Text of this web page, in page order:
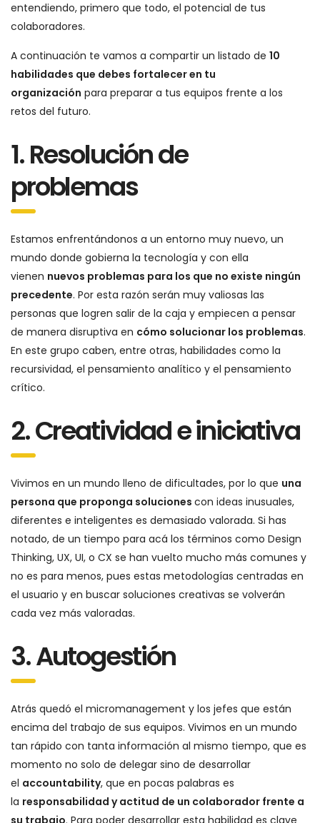
entendiendo, primero que todo, el potencial de tus
colaboradores.
A continuación te vamos a compartir un listado de 10
habilidades que debes fortalecer en tu
organización para preparar a tus equipos frente a los
retos del futuro.
1. Resolución de
problemas
Estamos enfrentándonos a un entorno muy nuevo, un
mundo donde gobierna la tecnología y con ella
vienen nuevos problemas para los que no existe ningún
precedente. Por esta razón serán muy valiosas las
personas que logren salir de la caja y empiecen a pensar
de manera disruptiva en cómo solucionar los problemas.
En este grupo caben, entre otras, habilidades como la
recursividad, el pensamiento analítico y el pensamiento
crítico.
2. Creatividad e iniciativa
Vivimos en un mundo lleno de dificultades, por lo que una
persona que proponga soluciones con ideas inusuales,
diferentes e inteligentes es demasiado valorada. Si has
notado, de un tiempo para acá los términos como Design
Thinking, UX, UI, o CX se han vuelto mucho más comunes y
no es para menos, pues estas metodologías centradas en
el usuario y en buscar soluciones creativas se volverán
cada vez más valoradas.
3. Autogestión
Atrás quedó el micromanagement y los jefes que están
encima del trabajo de sus equipos. Vivimos en un mundo
tan rápido con tanta información al mismo tiempo, que es
momento no solo de delegar sino de desarrollar
el accountability, que en pocas palabras es
la responsabilidad y actitud de un colaborador frente a